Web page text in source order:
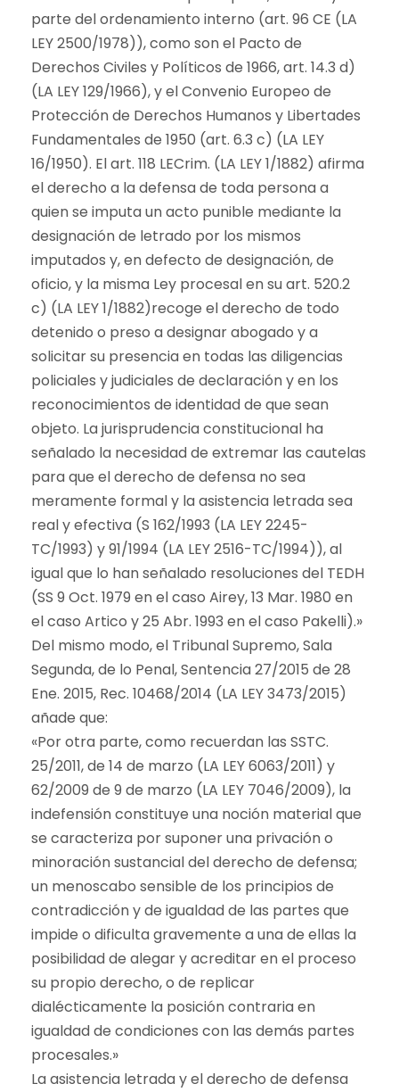
parte del ordenamiento interno (art. 96 CE (LA
LEY 2500/1978)), como son el Pacto de
Derechos Civiles y Políticos de 1966, art. 14.3 d)
(LA LEY 129/1966), y el Convenio Europeo de
Protección de Derechos Humanos y Libertades
Fundamentales de 1950 (art. 6.3 c) (LA LEY
16/1950). El art. 118 LECrim. (LA LEY 1/1882) afirma
el derecho a la defensa de toda persona a
quien se imputa un acto punible mediante la
designación de letrado por los mismos
imputados y, en defecto de designación, de
oficio, y la misma Ley procesal en su art. 520.2
c) (LA LEY 1/1882)recoge el derecho de todo
detenido o preso a designar abogado y a
solicitar su presencia en todas las diligencias
policiales y judiciales de declaración y en los
reconocimientos de identidad de que sean
objeto. La jurisprudencia constitucional ha
señalado la necesidad de extremar las cautelas
para que el derecho de defensa no sea
meramente formal y la asistencia letrada sea
real y efectiva (S 162/1993 (LA LEY 2245-
TC/1993) y 91/1994 (LA LEY 2516-TC/1994)), al
igual que lo han señalado resoluciones del TEDH
(SS 9 Oct. 1979 en el caso Airey, 13 Mar. 1980 en
el caso Artico y 25 Abr. 1993 en el caso Pakelli).»
Del mismo modo, el Tribunal Supremo, Sala
Segunda, de lo Penal, Sentencia 27/2015 de 28
Ene. 2015, Rec. 10468/2014 (LA LEY 3473/2015)
añade que:
«Por otra parte, como recuerdan las SSTC.
25/2011, de 14 de marzo (LA LEY 6063/2011) y
62/2009 de 9 de marzo (LA LEY 7046/2009), la
indefensión constituye una noción material que
se caracteriza por suponer una privación o
minoración sustancial del derecho de defensa;
un menoscabo sensible de los principios de
contradicción y de igualdad de las partes que
impide o dificulta gravemente a una de ellas la
posibilidad de alegar y acreditar en el proceso
su propio derecho, o de replicar
dialécticamente la posición contraria en
igualdad de condiciones con las demás partes
procesales.»
La asistencia letrada y el derecho de defensa